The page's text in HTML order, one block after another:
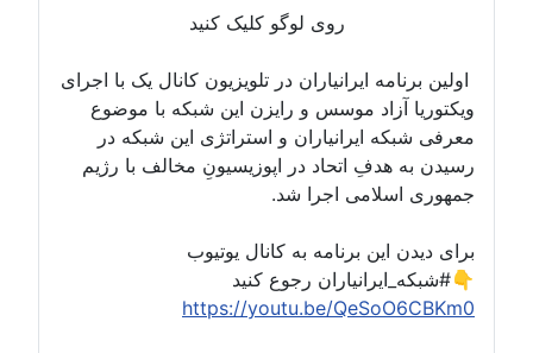
روی لوگو کلیک کنید
اولین برنامه ایرانیاران در تلویزیون کانال یک با اجرای
ویکتوریا آزاد موسس و رایزن این شبکه با موضوع
معرفی شبکه ایرانیاران و استراتژی این شبکه در
رسیدن به هدفِ اتحاد در اپوزیسیونِ مخالف با رژیم
جمهوری اسلامی اجرا شد.
برای دیدن این برنامه به کانال یوتیوب
#شبکه_ایرانیاران رجوع کنید👇
https://youtu.be/QeSoO6CBKm0